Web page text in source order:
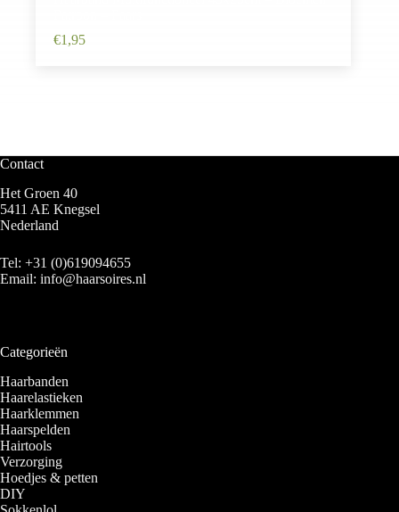
€1,95
Contact
Het Groen 40
5411 AE Knegsel
Nederland
Tel: +31 (0)619094655
Email: info@haarsoires.nl
Categorieën
Haarbanden
Haarelastieken
Haarklemmen
Haarspelden
Hairtools
Verzorging
Hoedjes & petten
DIY